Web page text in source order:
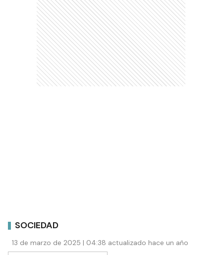
SOCIEDAD
13 de marzo de 2025 | 04:38 actualizado hace un año